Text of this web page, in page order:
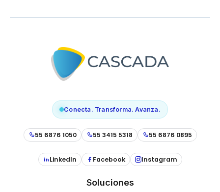
Conecta. Transforma. Avanza.
55 6876 1050 55 3415 5318 55 6876 0895
LinkedIn Facebook Instagram
Soluciones